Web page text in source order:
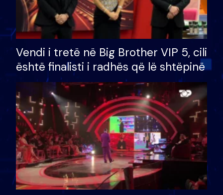
Vendi i tretë në Big Brother VIP 5, cili
është finalisti i radhës që lë shtëpinë